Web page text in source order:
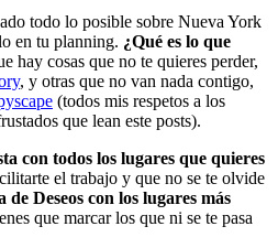
todo lo posible sobre Nueva York
en tu planning. ¿Qué es lo que
hay cosas que no te quieres perder,
, y otras que no van nada contigo,
(todos mis respetos a los
que lean este posts).
con todos los lugares que quieres
el trabajo y que no se te olvide
de Deseos con los lugares más
que marcar los que ni se te pasa